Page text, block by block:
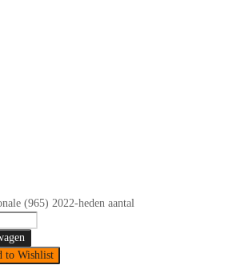
(965) 2022-heden aantal
to Wishlist